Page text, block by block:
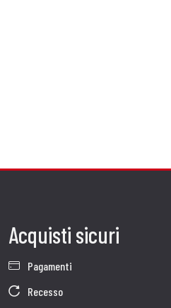
Acquisti sicuri
Pagamenti
Recesso